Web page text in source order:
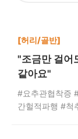
[허리/골반]
"조금만 걸어
같아요"
#요추관협착증
간헐적파행 #척